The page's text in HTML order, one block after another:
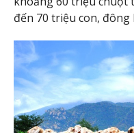
đến 70 triệu con, đông